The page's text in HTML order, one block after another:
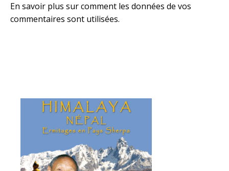
En savoir plus sur comment les données de vos
commentaires sont utilisées.